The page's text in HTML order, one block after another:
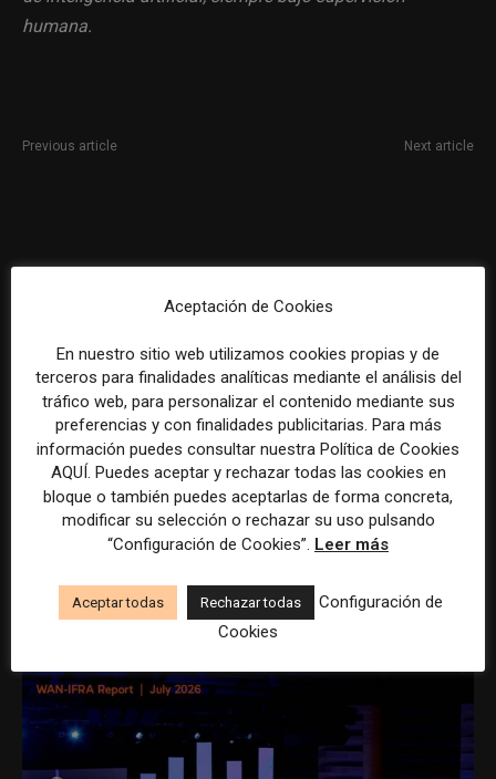
humana.
Previous article Next article
REDACCIÓN
ÚLTIMOS ARTÍCULOS
Aceptación de Cookies
En nuestro sitio web utilizamos cookies propias y de
terceros para finalidades analíticas mediante el análisis del
tráfico web, para personalizar el contenido mediante sus
preferencias y con finalidades publicitarias. Para más
información puedes consultar nuestra Política de Cookies
AQUÍ. Puedes aceptar y rechazar todas las cookies en
bloque o también puedes aceptarlas de forma concreta,
modificar su selección o rechazar su uso pulsando
“Configuración de Cookies”. Leer más
Aceptar todas Rechazar todas
Configuración de
Cookies